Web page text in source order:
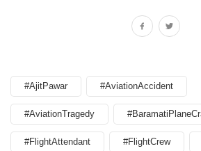
#AjitPawar #AviationAccident
#AviationTragedy
#FlightAttendant #FlightCrew